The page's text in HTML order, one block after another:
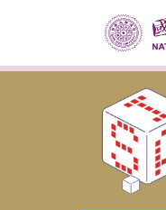
要